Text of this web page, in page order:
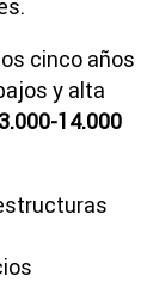
cinco años
y alta
14.000